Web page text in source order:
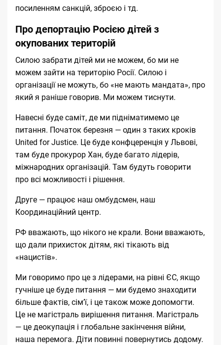
посиленням санкцій, зброєю і тд.
Про депортацію Росією дітей з
окупованих територій
Силою забрати дітей ми не можем, бо ми не
можем зайти на територію Росії. Силою і
організації не можуть, бо «не мають мандата», про
який я раніше говорив. Ми можем тиснути.
Навесні буде саміт, де ми підніматимемо це
питання. Початок березня — один з таких кроків
United for Justice. Це буде конфцеренція у Львові,
там буде прокурор Хан, буде багато лідерів,
міжнародних організацій. Там будуть говорити
про всі можливості і рішення.
Друге — працює наш омбудсмен, наш
Координаційний центр.
РФ вважають, що нікого не крали. Вони вважають,
що дали прихисток дітям, які тікають від
«нацистів».
Ми говоримо про це з лідерами, на рівні ЄС, якщо
гучніше це буде питання — ми будемо знаходити
більше фактів, сімʼї, і це також може допомогти.
Це не магістраль вирішення питання. Магістраль
— це деокупація і глобальне закінчення війни,
наша перемога. Діти повинні повернутись додому.